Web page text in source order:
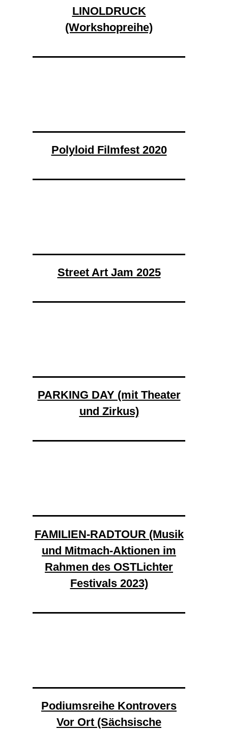
LINOLDRUCK
(Workshopreihe)
Polyloid Filmfest 2020
Street Art Jam 2025
PARKING DAY (mit Theater
und Zirkus)
FAMILIEN-RADTOUR (Musik
und Mitmach-Aktionen im
Rahmen des OSTLichter
Festivals 2023)
Podiumsreihe Kontrovers
Vor Ort (Sächsische